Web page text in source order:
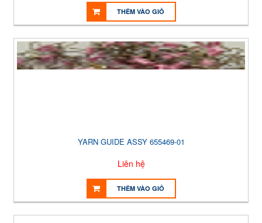
THÊM VÀO GIỎ
YARN GUIDE ASSY 655469-01
Liên hệ
THÊM VÀO GIỎ